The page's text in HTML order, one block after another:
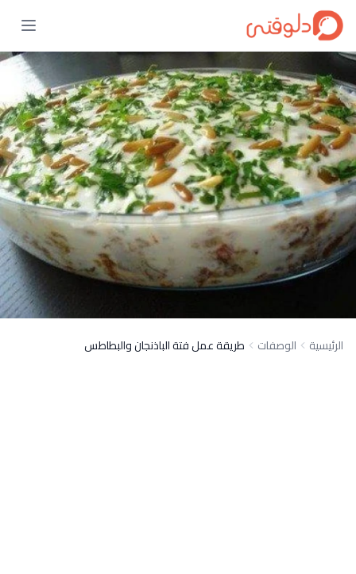
الرئيسية الوصفات طريقة عمل فتة الباذنجان والبطاطس